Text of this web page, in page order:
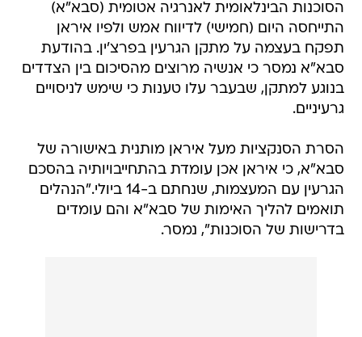
הסוכנות הבינלאומית לאנרגיה אטומית (סבא"א)
התייחסה היום (חמישי) לדיווח אמש ולפיו איראן
תפקח בעצמה על מתקן הגרעין בפרצ'ין. בהודעת
סבא"א נמסר כי אנשיה מרוצים מהסיכום בין הצדדים
בנוגע למתקן, שבעבר עלו טענות כי שימש לניסויים
גרעיניים.
הסרת הסנקציות מעל איראן מותנית באישורה של
סבא"א, כי איראן אכן עומדת בהתחייבויותיה בהסכם
הגרעין עם המעצמות, שנחתם ב-14 ביולי."הנהלים
תואמים להליך האימות של סבא"א והם עומדים
בדרישות של הסוכנות", נמסר.